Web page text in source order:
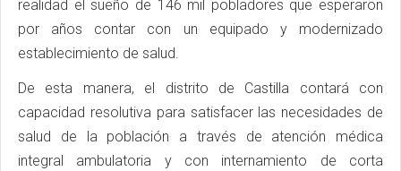
realidad el sueño de 146 mil pobladores que esperaron
por años contar con un equipado y modernizado
establecimiento de salud.
De esta manera, el distrito de Castilla contará con
capacidad resolutiva para satisfacer las necesidades de
salud de la población a través de atención médica
integral ambulatoria y con internamiento de corta